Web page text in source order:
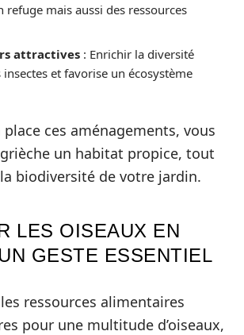
refuge mais aussi des ressources
attractives : Enrichir la diversité
et favorise un écosystème
ces aménagements, vous
un habitat propice, tout
biodiversité de votre jardin.
LES OISEAUX EN
GESTE ESSENTIEL
les ressources alimentaires
pour une multitude d’oiseaux,